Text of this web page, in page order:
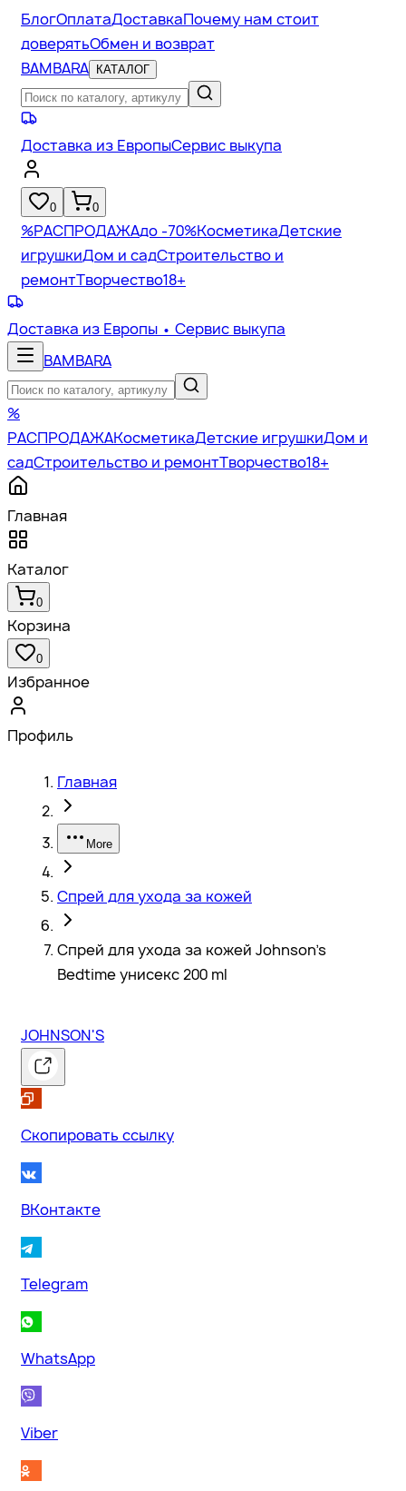
БлогОплатаДоставкаПочему нам стоит
доверятьОбмен и возврат
BAMBARA
КАТАЛОГ
Доставка из ЕвропыСервис выкупа
0 0
%РАСПРОДАЖАдо -70%КосметикаДетские
игрушкиДом и садСтроительство и
ремонтТворчество18+
Доставка из Европы • Сервис выкупа
BAMBARA
%
РАСПРОДАЖАКосметикаДетские игрушкиДом и
садСтроительство и ремонтТворчество18+
Главная
Каталог
0
Корзина
0
Избранное
Профиль
Главная
More
Спрей для ухода за кожей
Спрей для ухода за кожей Johnson's
Bedtime унисекс 200 ml
JOHNSON'S
Скопировать ссылку
ВКонтакте
Telegram
WhatsApp
Viber